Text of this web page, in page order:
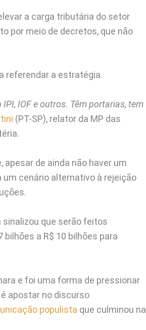
a carga tributária do setor
por meio de decretos, que não
referendar a estratégia.
IOF e outros. Têm portarias, tem
(PT-SP), relator da MP das
de ainda não haver um
um cenário alternativo à rejeição
sinalizou que serão feitos
a R$ 10 bilhões para
e foi uma forma de pressionar
apostar no discurso
populista que culminou na